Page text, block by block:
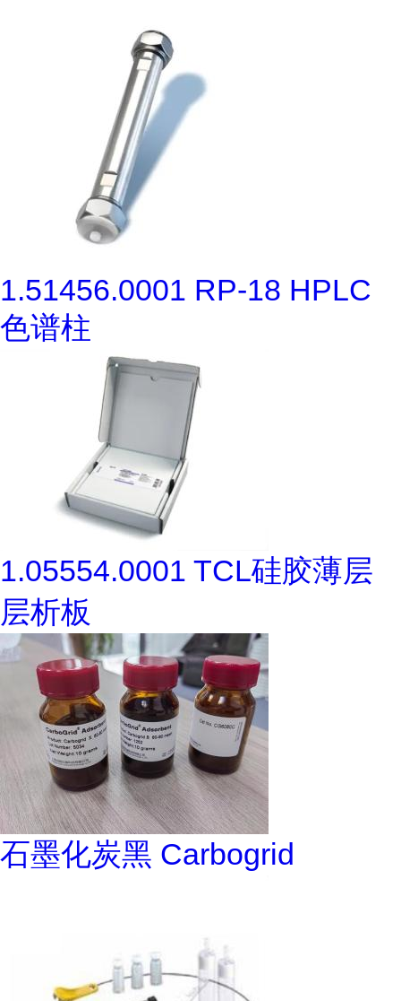
1.51456.0001 RP-18 HPLC
色谱柱
1.05554.0001 TCL硅胶薄层
层析板
石墨化炭黑 Carbogrid